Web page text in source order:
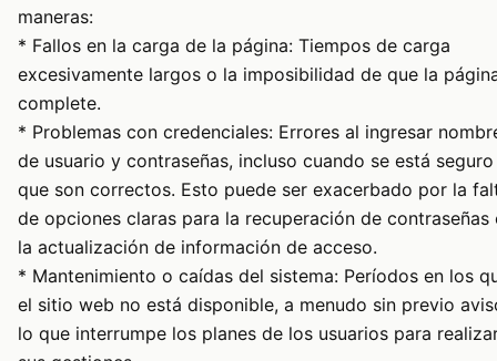
maneras:
* Fallos en la carga de la página: Tiempos de carga
excesivamente largos o la imposibilidad de que la
complete.
* Problemas con credenciales: Errores al ingresar
de usuario y contraseñas, incluso cuando se está
que son correctos. Esto puede ser exacerbado por la
de opciones claras para la recuperación de contraseñas
la actualización de información de acceso.
* Mantenimiento o caídas del sistema: Períodos en los
el sitio web no está disponible, a menudo sin previo
lo que interrumpe los planes de los usuarios para